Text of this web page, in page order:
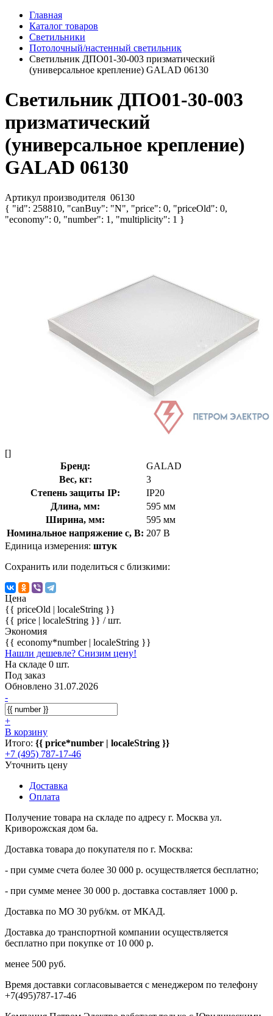
Главная
Каталог товаров
Светильники
Потолочный/настенный светильник
Светильник ДПО01-30-003 призматический
(универсальное крепление) GALAD 06130
Светильник ДПО01-30-003
призматический
(универсальное крепление)
GALAD 06130
Артикул производителя 06130
{ "id": 258810, "canBuy": "N", "price": 0, "priceOld": 0,
"economy": 0, "number": 1, "multiplicity": 1 }
[]
Бренд:
GALAD
Вес, кг:
3
Степень защиты IP:
IP20
Длина, мм:
595 мм
Ширина, мм:
595 мм
Номинальное напряжение с, В: 207 В
Единица измерения: штук
Сохранить или поделиться с близкими:
Цена
{{ priceOld | localeString }}
{{ price | localeString }} / шт.
Экономия
{{ economy*number | localeString }}
Нашли дешевле? Снизим цену!
На складе 0 шт.
Под заказ
Обновлено 31.07.2026
-
+
В корзину
Итого: {{ price*number | localeString }}
+7 (495) 787-17-46
Уточнить цену
Доставка
Оплата
Получение товара на складе по адресу г. Москва ул.
Криворожская дом 6а.
Доставка товара до покупателя по г. Москва:
- при сумме счета более 30 000 р. осуществляется бесплатно;
- при сумме менее 30 000 р. доставка составляет 1000 р.
Доставка по МО 30 руб/км. от МКАД.
Доставка до транспортной компании осуществляется
бесплатно при покупке от 10 000 р.
менее 500 руб.
Время доставки согласовывается с менеджером по телефону
+7(495)787-17-46